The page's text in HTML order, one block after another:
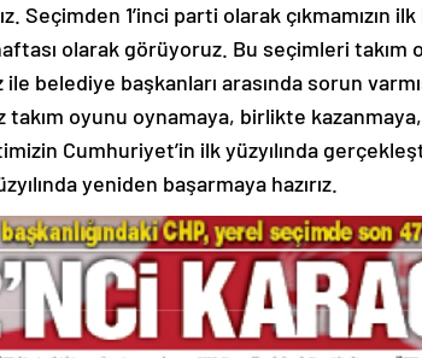
Seçimden 1’inci parti olarak çıkmamızın
olarak görüyoruz. Bu seçimleri
belediye başkanları arasında sorun
takım oyunu oynamaya, birlikte
Cumhuriyet’in ilk yüzyılında
yeniden başarmaya hazırız.